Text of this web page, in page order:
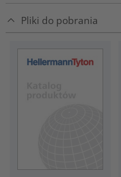
Pliki do pobrania